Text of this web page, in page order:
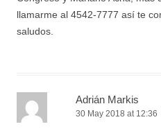
llamarme al 4542-7777 así te
saludos.
Adrián Markis
30 May 2018 at 12:36